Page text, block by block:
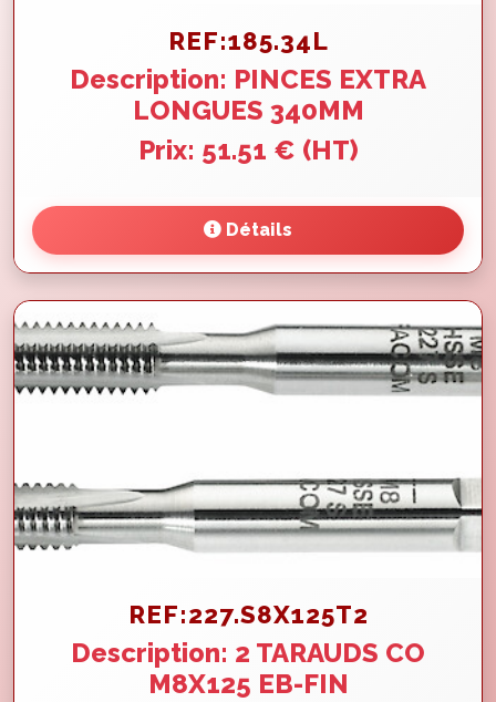
REF:185.34L
Description: PINCES EXTRA
LONGUES 340MM
Prix: 51.51 € (HT)
Détails
REF:227.S8X125T2
Description: 2 TARAUDS CO
M8X125 EB-FIN